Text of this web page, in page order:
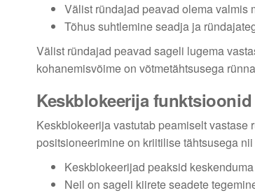
Välist ründajad peavad olema valmis
Tõhus suhtlemine seadja ja
Välist ründajad peavad sageli lugema
kohanemisvõime on võtmetähtsusega
Keskblokeerija
Keskblokeerija vastutab peamiselt
positsioneerimine on kriitilise tähtsusega
Keskblokeerijad peaksid
Neil on sageli kiirete seadete